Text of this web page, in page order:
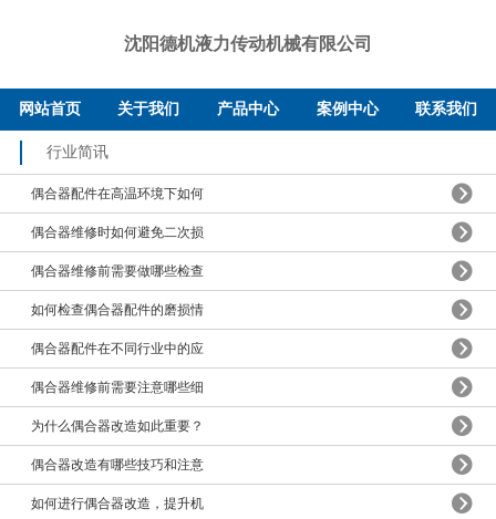
沈阳德机液力传动机械有限公司
网站首页 关于我们 产品中心 案例中心 联系我们
行业简讯
偶合器配件在高温环境下如何
偶合器维修时如何避免二次损
偶合器维修前需要做哪些检查
如何检查偶合器配件的磨损情
偶合器配件在不同行业中的应
偶合器维修前需要注意哪些细
为什么偶合器改造如此重要？
偶合器改造有哪些技巧和注意
如何进行偶合器改造，提升机